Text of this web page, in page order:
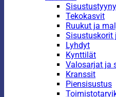
Tekokasvit
Ruukut ja
Sisustuskorit
Lyhdyt
Kynttilät
Valosarjat ja
Kranssit
Piensisustus